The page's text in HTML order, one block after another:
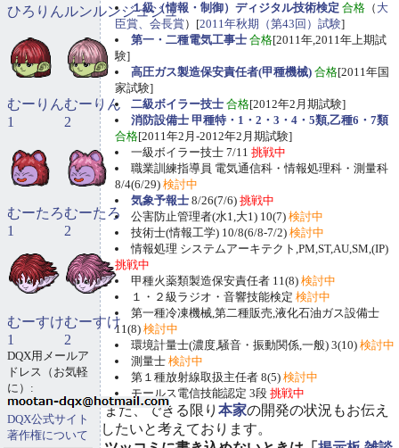
１級（情報・制御）ディジタル技術検定 合格 （ 大
臣賞、会長賞）[2011年秋期（第43回）試験]
第一・二種電気工事士 合格[2011年,2011年上期試
験]
高圧ガス製造保安責任者(甲種機械) 合格[2011年国
家試験]
二級ボイラー技士 合格[2012年2月期試験]
消防設備士 甲種特・1・2・3・4・5類,乙種6・7類
合格[2011年2月-2012年2月期試験]
一級ボイラー技士 7/11 挑戦中
職業訓練指導員 電気通信科・情報処理科・測量科
8/4(6/29) 検討中
気象予報士 8/26(7/6) 挑戦中
公害防止管理者(水1,大1) 10(7) 検討中
技術士(情報工学) 10/8(6/8-7/2) 検討中
情報処理 システムアーキテクト,PM,ST,AU,SM,(IP)
挑戦中
甲種火薬類製造保安責任者 11(8) 検討中
１・２級ラジオ・音響技能検定 検討中
第一種冷凍機械,第二種販売,液化石油ガス設備士
11(8) 検討中
環境計量士(濃度,騒音・振動関係,一般) 3(10) 検討中
測量士 検討中
第１種放射線取扱主任者 8(5) 検討中
モールス電信技能認定 3段 挑戦中
また、できる限り 本家の開発の状況もお伝え
したいと考えております。
ひろりんルンルンジュジュ
むーりん
1
むーりん
2
むーたろ
1
むーたろ
2
むーすけ
1
むーすけ
2
DQX用メールア
ドレス（お気軽
に）:
DQX公式サイト
著作権について